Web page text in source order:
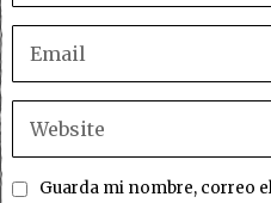
Guarda mi nombre, correo